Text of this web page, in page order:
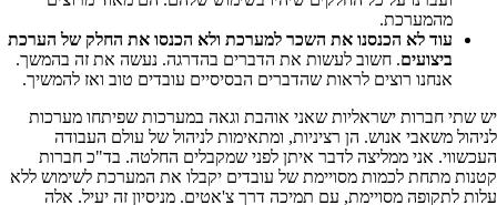
מהמערכת.
עוד לא הכנסנו את השכר למערכת ולא הכנסו את החלק של הערכת
ביצועים. חשוב לעשות את הדברים בהדרגה. נעשה את זה בהמשך.
אנחנו רוצים לראות שהדברים הבסיסיים עובדים טוב ואז להמשיך.
יש שתי חברות ישראליות שאני אוהבת וגאה במערכות שפיתחו מערכות
לניהול משאבי אנוש. הן רציניות, ומתאימות לניהול של עולם העבודה
העכשווי. אני ממליצה לדבר איתן לפני שמקבלים החלטה. בד"כ חברות
קטנות מתחת לכמות מסויימת של עובדים יקבלו את המערכת לשימוש ללא
עלות לתקופה מסויימת, עם תמיכה דרך צ'אטים. מניסיון זה יעיל. אלה